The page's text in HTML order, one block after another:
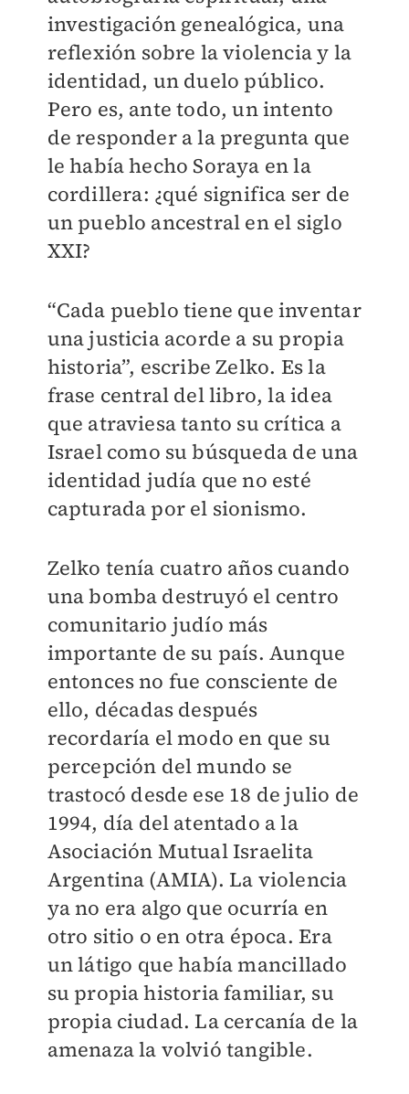
investigación genealógica, una
reflexión sobre la violencia y la
identidad, un duelo público.
Pero es, ante todo, un intento
de responder a la pregunta que
le había hecho Soraya en la
cordillera: ¿qué significa ser de
un pueblo ancestral en el siglo
XXI?
“Cada pueblo tiene que inventar
una justicia acorde a su propia
historia”, escribe Zelko. Es la
frase central del libro, la idea
que atraviesa tanto su crítica a
Israel como su búsqueda de una
identidad judía que no esté
capturada por el sionismo.
Zelko tenía cuatro años cuando
una bomba destruyó el centro
comunitario judío más
importante de su país. Aunque
entonces no fue consciente de
ello, décadas después
recordaría el modo en que su
percepción del mundo se
trastocó desde ese 18 de julio de
1994, día del atentado a la
Asociación Mutual Israelita
Argentina (AMIA). La violencia
ya no era algo que ocurría en
otro sitio o en otra época. Era
un látigo que había mancillado
su propia historia familiar, su
propia ciudad. La cercanía de la
amenaza la volvió tangible.